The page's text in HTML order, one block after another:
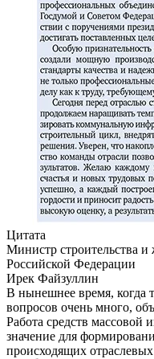
Цитата
Министр строительства
Российской Федерации
Ирек Файзуллин
В нынешнее время, когда
вопросов очень много,
Работа средств массовой
значение для
происходящих